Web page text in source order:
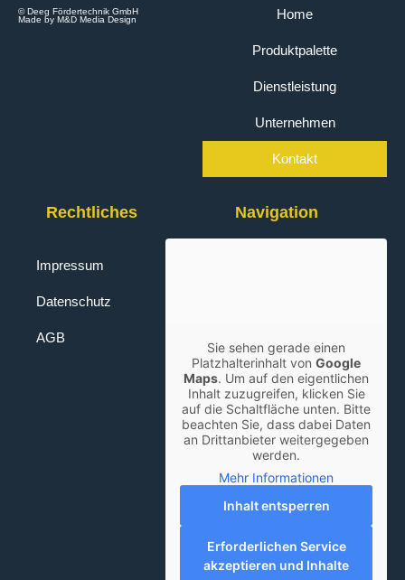
© Deeg Fördertechnik GmbH
Made by M&D Media Design
Home
Produktpalette
Dienstleistung
Unternehmen
Kontakt
Rechtliches
Impressum
Datenschutz
AGB
Navigation
Sie sehen gerade einen
Platzhalterinhalt vonGoogle
Maps. Um auf den eigentlichen
Inhalt zuzugreifen, klicken Sie
auf die Schaltfläche unten. Bitte
beachten Sie, dass dabei Daten
an Drittanbieter weitergegeben
werden.
Mehr Informationen
Inhalt entsperren
Erforderlichen Service
akzeptieren und Inhalte